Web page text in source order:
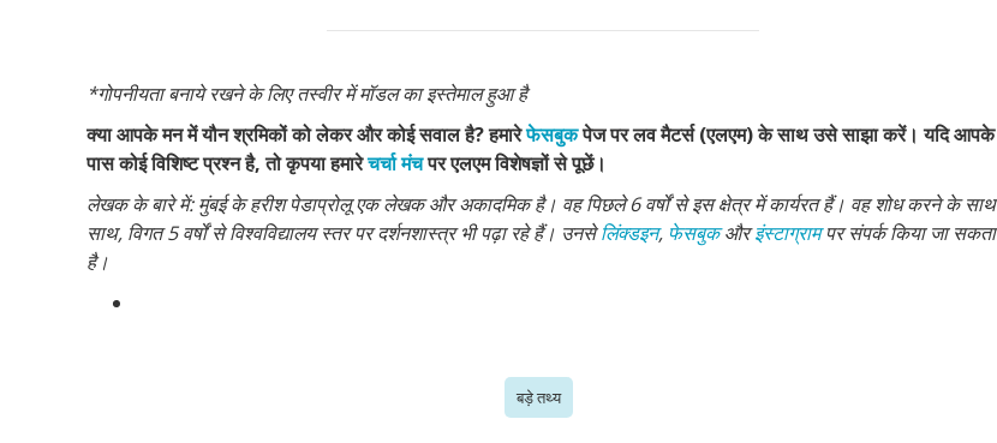
*गोपनीयता बनाये रखने के लिए तस्वीर में मॉडल का इस्तेमाल हुआ है
क्या आपके मन में यौन श्रमिकों को लेकर और कोई सवाल है?हमारेफेसबुकपेज पर लव मैटर्स (एलएम) के साथ उसे साझा करें। यदि आपके
पास कोई विशिष्ट प्रश्न है,तो कृपया हमारेचर्चा मंचपर एलएम विशेषज्ञों से पूछें।
लेखक के बारे में: मुंबई के हरीश पेडाप्रोलू एक लेखक और अकादमिक है। वह पिछले 6 वर्षों से इस क्षेत्र में कार्यरत हैं। वह शोध करने के साथ
साथ, विगत 5 वर्षों से विश्वविद्यालय स्तर पर दर्शनशास्त्र भी पढ़ा रहे हैं। उनसेलिंक्डइन, फेसबुकऔरइंस्टाग्रामपर संपर्क किया जा सकता
है।
बड़े तथ्य